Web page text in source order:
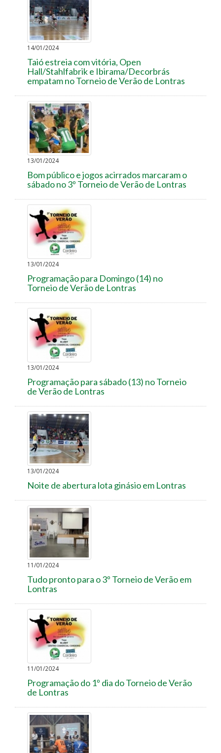
14/01/2024
Taió estreia com vitória, Open
Hall/Stahlfabrik e Ibirama/Decorbrás
empatam no Torneio de Verão de Lontras
13/01/2024
Bom público e jogos acirrados marcaram o
sábado no 3º Torneio de Verão de Lontras
13/01/2024
Programação para Domingo (14) no
Torneio de Verão de Lontras
13/01/2024
Programação para sábado (13) no Torneio
de Verão de Lontras
13/01/2024
Noite de abertura lota ginásio em Lontras
11/01/2024
Tudo pronto para o 3º Torneio de Verão em
Lontras
11/01/2024
Programação do 1º dia do Torneio de Verão
de Lontras